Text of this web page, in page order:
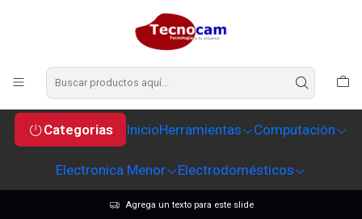
Categorias InicioHerramientas Computación
Electronica Menor Electrodomésticos
Agrega un texto para este slide